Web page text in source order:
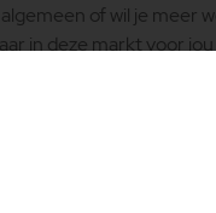
of wil je meer
in deze markt voor